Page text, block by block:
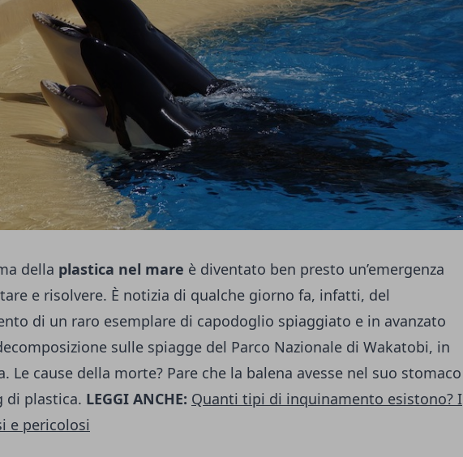
della plastica nel mare è diventato ben presto un’emergenza
e risolvere. È notizia di qualche giorno fa, infatti, del
di un raro esemplare di capodoglio spiaggiato e in avanzato
sulle spiagge del Parco Nazionale di Wakatobi, in
Le cause della morte? Pare che la balena avesse nel suo stomaco
di plastica. LEGGI ANCHE: Quanti tipi di inquinamento esistono? I
e pericolosi